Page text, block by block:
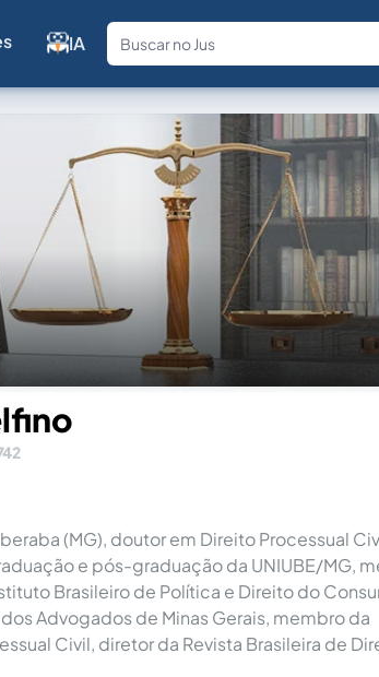
IA
Fale com a IA
(MG), doutor em Direito Processual
e pós-graduação da UNIUBE/MG,
Brasileiro de Política e Direito do
Advogados de Minas Gerais, membro da
Civil, diretor da Revista Brasileira de